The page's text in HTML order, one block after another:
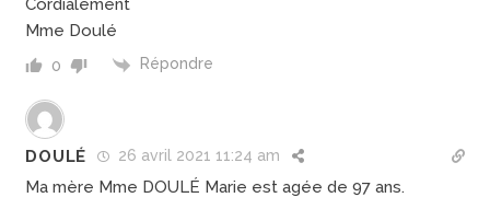
Cordialement
Mme Doulé
0 Répondre
DOULÉ 26 avril 2021 11:24 am
Ma mère Mme DOULÉ Marie est agée de 97 ans.